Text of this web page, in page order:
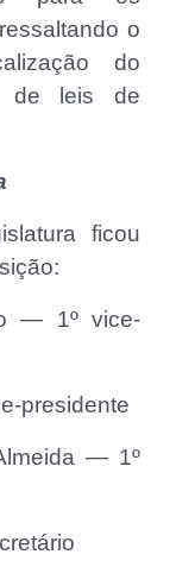
o
do
de leis de
ficou
— 1º vice-
presidente
— 1º